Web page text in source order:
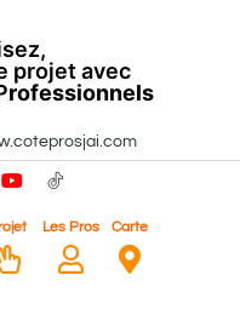
projet avec
rofessionnels
Les Pros Carte